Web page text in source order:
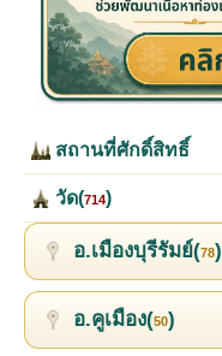
สถานที่ศักดิ์สิทธิ์
วัด(714)
อ.เมืองบุรีรัมย์(78)
อ.คูเมือง(50)